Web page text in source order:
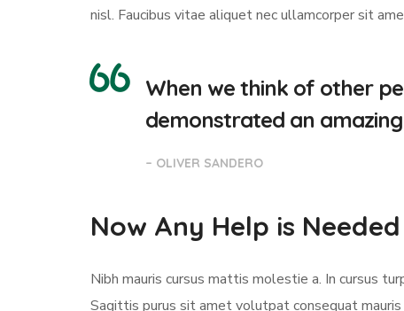
nisl. Faucibus vitae aliquet nec ullamcorper sit
When we think of other
demonstrated an
– OLIVER SANDERO
Now Any Help is Needed
Nibh mauris cursus mattis molestie a. In cursus
Sagittis purus sit amet volutpat consequat mauris